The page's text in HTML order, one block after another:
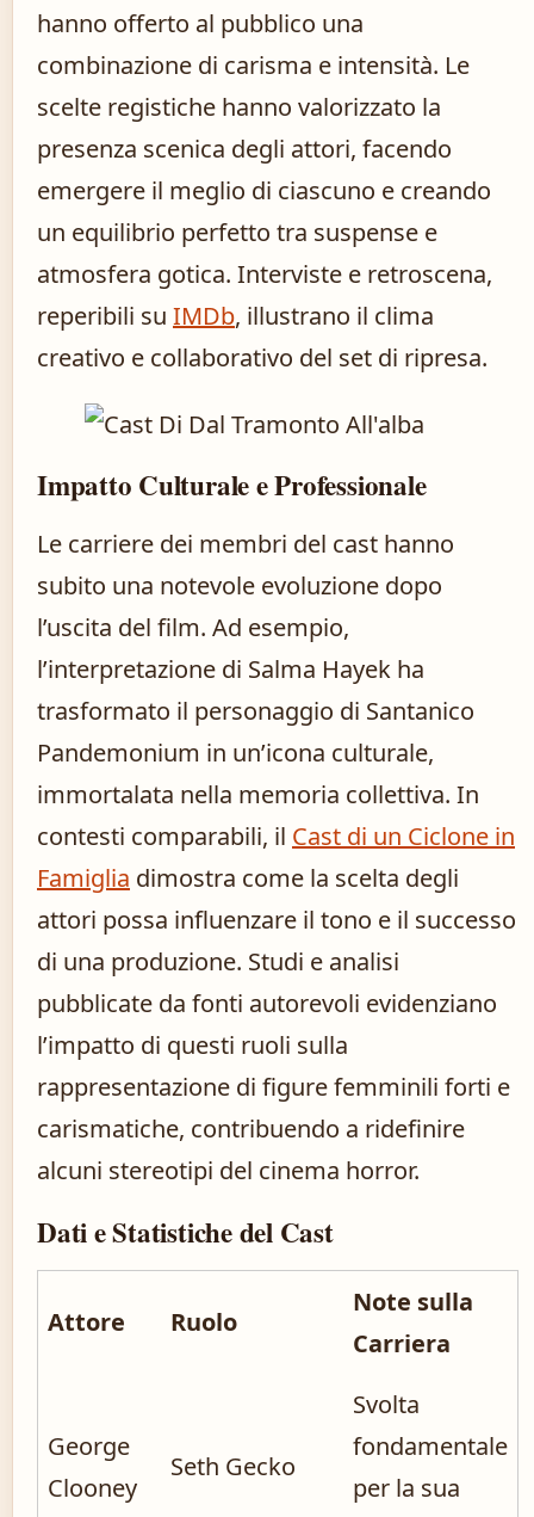
hanno offerto al pubblico una
combinazione di carisma e intensità. Le
scelte registiche hanno valorizzato la
presenza scenica degli attori, facendo
emergere il meglio di ciascuno e creando
un equilibrio perfetto tra suspense e
atmosfera gotica. Interviste e retroscena,
reperibili su IMDb, illustrano il clima
creativo e collaborativo del set di ripresa.
Impatto Culturale e Professionale
Le carriere dei membri del cast hanno
subito una notevole evoluzione dopo
l’uscita del film. Ad esempio,
l’interpretazione di Salma Hayek ha
trasformato il personaggio di Santanico
Pandemonium in un’icona culturale,
immortalata nella memoria collettiva. In
contesti comparabili, il Cast di un Ciclone in
Famiglia dimostra come la scelta degli
attori possa influenzare il tono e il successo
di una produzione. Studi e analisi
pubblicate da fonti autorevoli evidenziano
l’impatto di questi ruoli sulla
rappresentazione di figure femminili forti e
carismatiche, contribuendo a ridefinire
alcuni stereotipi del cinema horror.
Dati e Statistiche del Cast
Attore Ruolo
Note sulla
Carriera
George
Clooney
Seth Gecko
Svolta
fondamentale
per la sua